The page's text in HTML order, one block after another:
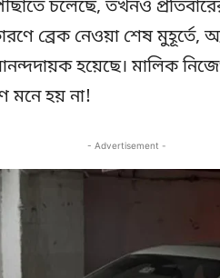
চলেছে, তখনও
ব্রেক নেওয়া শেষ মুহূর্তে,
হয়েছে। মালিক
মনে হয় না!
- Advertisement -